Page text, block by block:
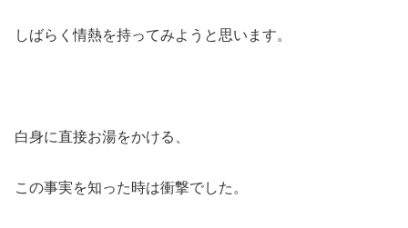
しばらく情熱を持ってみようと思います。
白身に直接お湯をかける、
この事実を知った時は衝撃でした。